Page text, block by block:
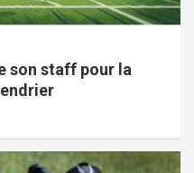
son staff pour la